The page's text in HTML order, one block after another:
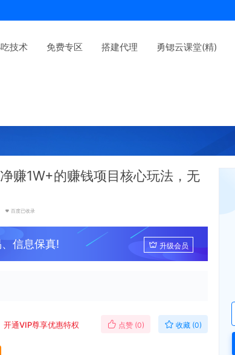
技术 免费专区 搭建代理 勇锶云课堂(精)
赚1W+的赚钱项目核心玩法，无
百度已收录
信息保真! 升级会员
开通VIP尊享优惠特权 点赞 (0) 收藏 (0)